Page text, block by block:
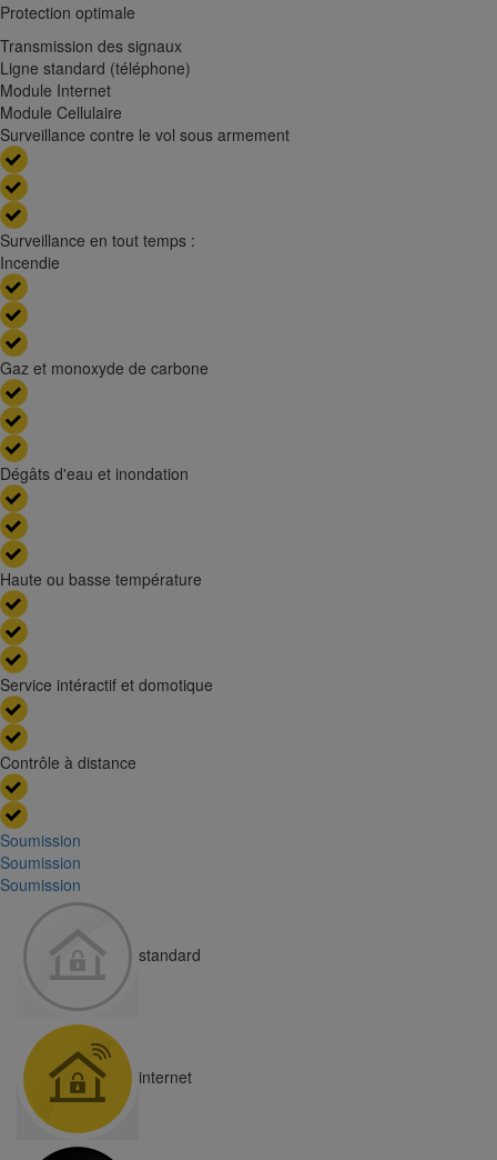
Protection optimale
Transmission des signaux
Ligne standard (téléphone)
Module Internet
Module Cellulaire
Surveillance contre le vol sous armement
Surveillance en tout temps :
Incendie
Gaz et monoxyde de carbone
Dégâts d'eau et inondation
Haute ou basse température
Service intéractif et domotique
Contrôle à distance
Soumission
Soumission
Soumission
standard
internet